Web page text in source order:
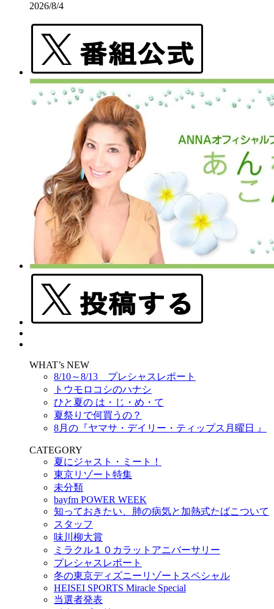
2026/8/4
WHAT’s NEW
8/10～8/13 プレシャスレポート
トウモロコシのハナシ
ひと夏の は・じ・め・て
夏祭りで何買うの？
8月の『ヤマサ・デイリー・ティップス月曜日 』
CATEGORY
夏にジャスト・ミート！
東京リゾート特集
未分類
bayfm POWER WEEK
知っておきたい、肺の病気と加熱式たばこついて
スタッフ
味川柳大賞
ミラクル１０カラットアニバーサリー
プレシャスレポート
冬の東京ディズニーリゾートスペシャル
HEISEI SPORTS Miracle Special
当選者発表